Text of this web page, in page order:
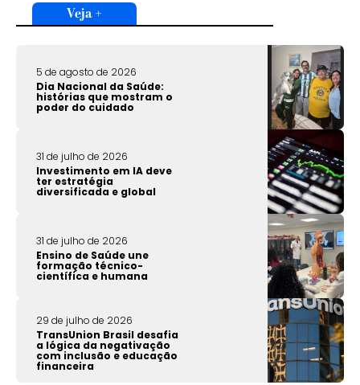
Veja +
5 de agosto de 2026
Dia Nacional da Saúde:
histórias que mostram o
poder do cuidado
31 de julho de 2026
Investimento em IA deve
ter estratégia
diversificada e global
31 de julho de 2026
Ensino de Saúde une
formação técnico-
científica e humana
29 de julho de 2026
TransUnion Brasil desafia
a lógica da negativação
com inclusão e educação
financeira